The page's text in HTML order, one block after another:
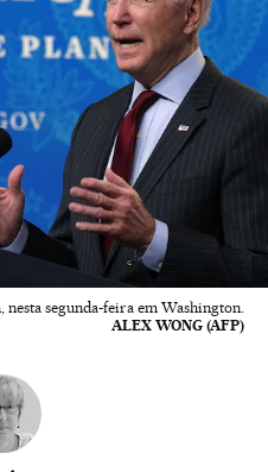
nesta segunda-feira em Washington.
ALEX WONG (AFP)